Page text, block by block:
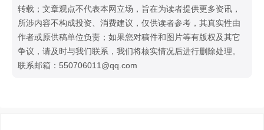
转载；文章观点不代表本网立场，旨在为读者提供更多资讯，
所涉内容不构成投资、消费建议，仅供读者参考，其真实性由
作者或原供稿单位负责；如果您对稿件和图片等有版权及其它
争议，请及时与我们联系，我们将核实情况后进行删除处理。
联系邮箱：550706011@qq.com